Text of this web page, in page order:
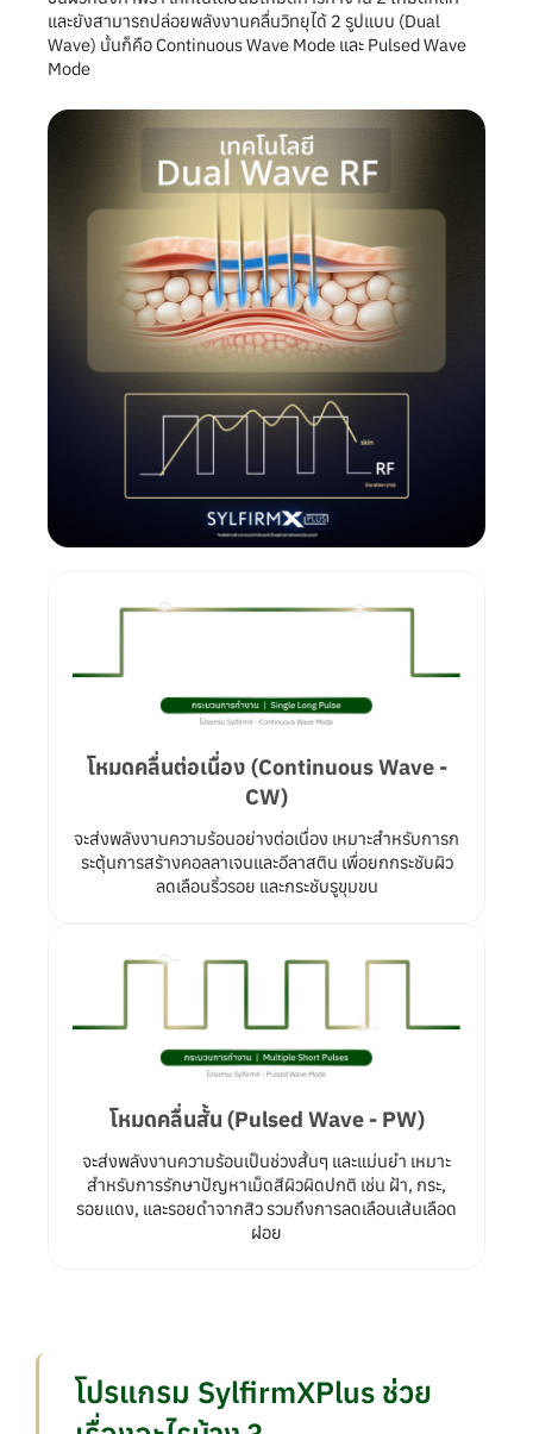
และยังสามารถปล่อยพลังงานคลื่นวิทยุได้ 2 รูปแบบ (Dual
Wave) นั้นก็คือ Continuous Wave Mode และ Pulsed Wave
Mode
โหมดคลื่นต่อเนื่อง (Continuous Wave -
CW)
จะส่งพลังงานความร้อนอย่างต่อเนื่อง เหมาะสำหรับการก
ระตุ้นการสร้างคอลลาเจนและอีลาสติน เพื่อยกกระชับผิว
ลดเลือนริ้วรอย และกระชับรูขุมขน
โหมดคลื่นสั้น (Pulsed Wave - PW)
จะส่งพลังงานความร้อนเป็นช่วงสั้นๆ และแม่นยำ เหมาะ
สำหรับการรักษาปัญหาเม็ดสีผิวผิดปกติ เช่น ฝ้า, กระ,
รอยแดง, และรอยดำจากสิว รวมถึงการลดเลือนเส้นเลือด
ฝอย
โปรแกรม SylfirmXPlus ช่วย